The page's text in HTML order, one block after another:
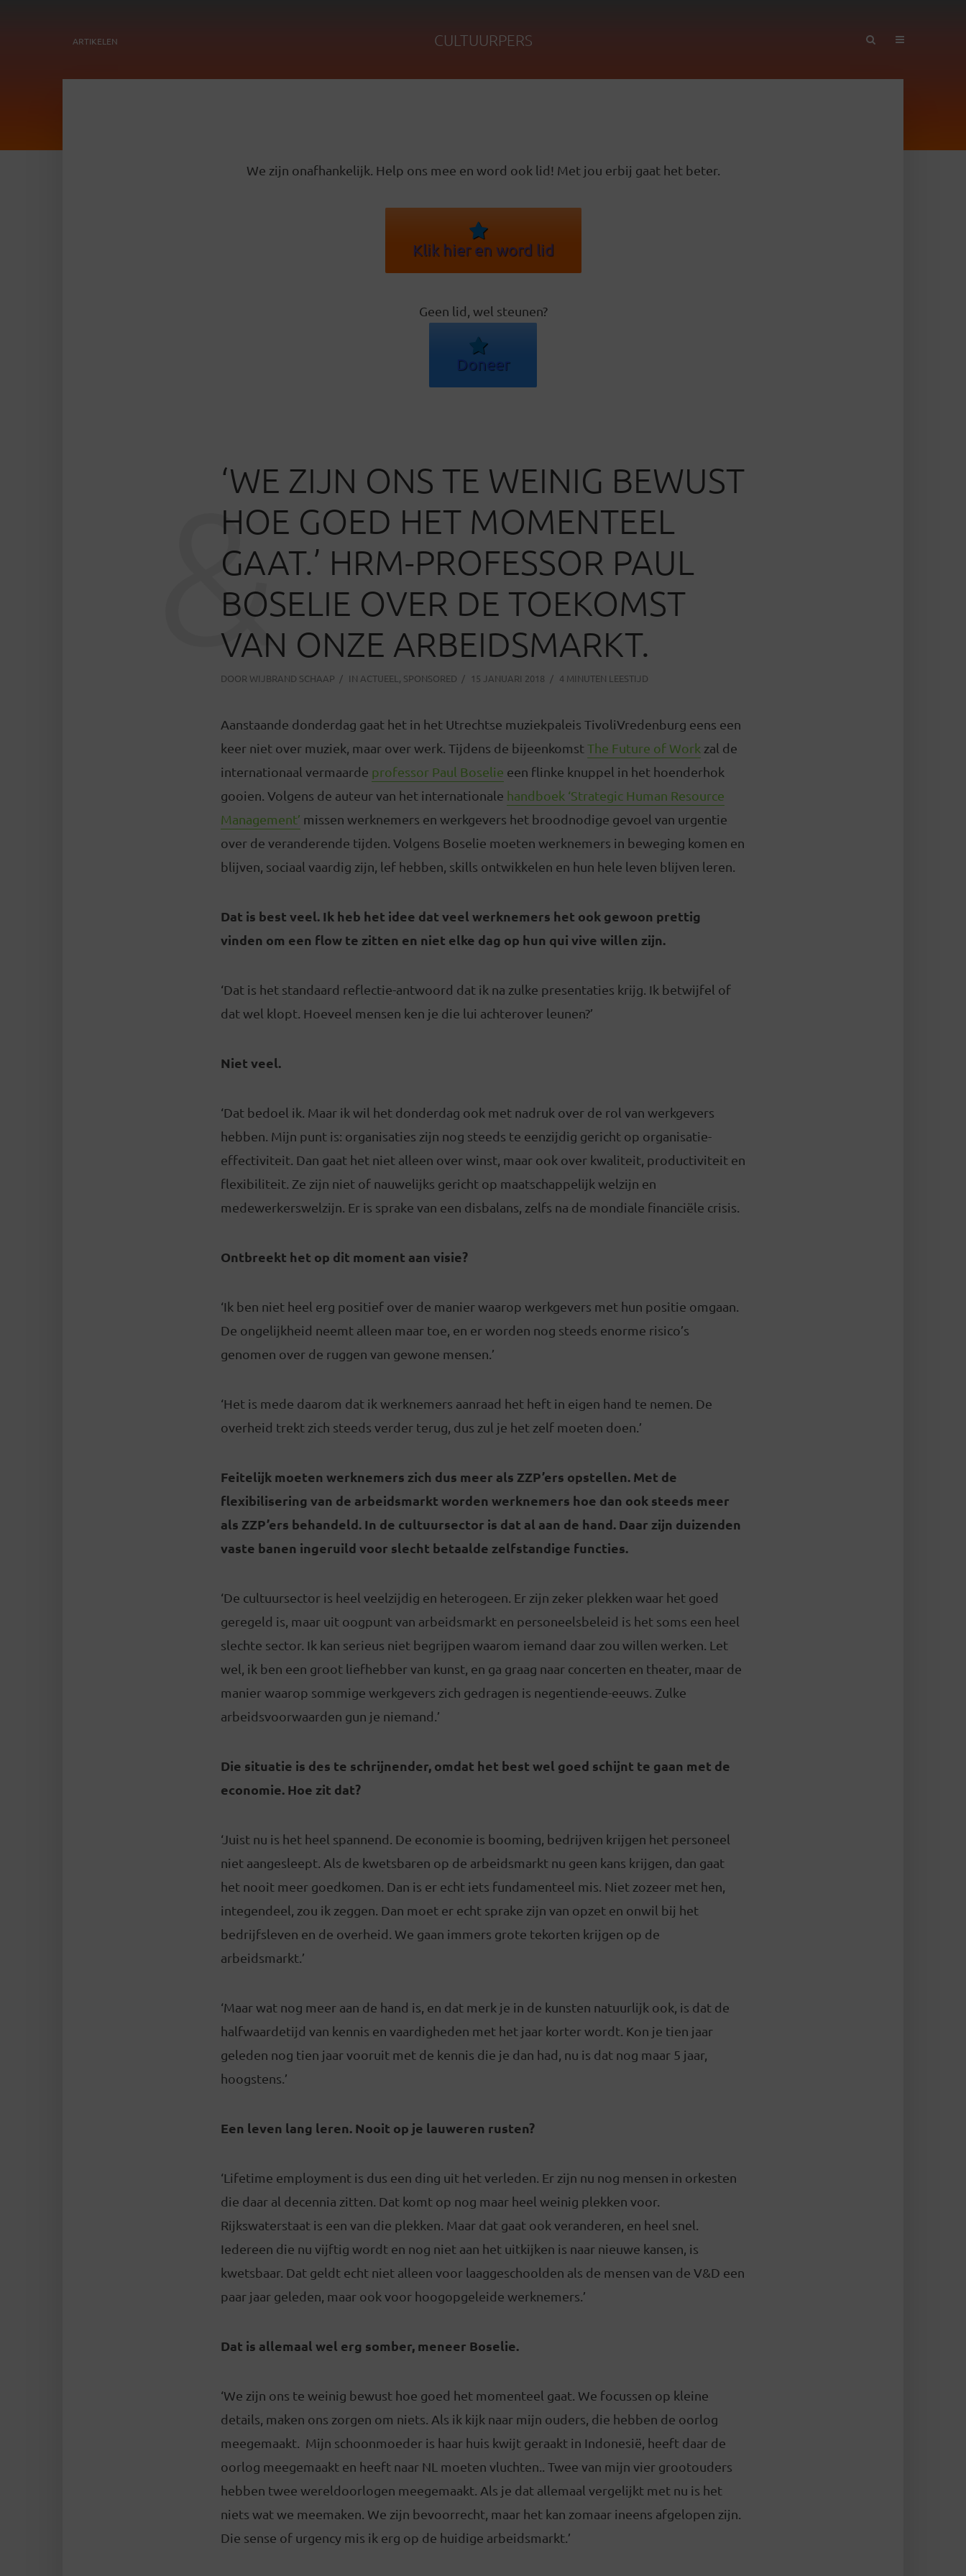
ARTIKELEN CULTUURPERS
We zijn onafhankelijk. Help ons mee en word ook lid! Met jou erbij gaat het beter.
Klik hier en word lid
Geen lid, wel steunen?
Doneer
‘WE ZIJN ONS TE WEINIG BEWUST
HOE GOED HET MOMENTEEL
GAAT.’ HRM-PROFESSOR PAUL
BOSELIE OVER DE TOEKOMST
VAN ONZE ARBEIDSMARKT.
DOOR WIJBRAND SCHAAP IN ACTUEEL , SPONSORED 15 JANUARI 2018 4 MINUTEN LEESTIJD
&
Aanstaande donderdag gaat het in het Utrechtse muziekpaleis TivoliVredenburg eens een
keer niet over muziek, maar over werk. Tijdens de bijeenkomstThe Future of Work zal de
internationaal vermaarde professor Paul Boselie een flinke knuppel in het hoenderhok
gooien. Volgens de auteur van het internationale handboek ‘Strategic Human Resource
Management’ missen werknemers en werkgevers het broodnodige gevoel van urgentie
over de veranderende tijden. Volgens Boselie moeten werknemers in beweging komen en
blijven, sociaal vaardig zijn, lef hebben, skills ontwikkelen en hun hele leven blijven leren.
Dat is best veel. Ik heb het idee dat veel werknemers het ook gewoon prettig
vinden om een flow te zitten en niet elke dag op hun qui vive willen zijn.
‘Dat is het standaard reflectie-antwoord dat ik na zulke presentaties krijg. Ik betwijfel of
dat wel klopt. Hoeveel mensen ken je die lui achterover leunen?’
Niet veel.
‘Dat bedoel ik. Maar ik wil het donderdag ook met nadruk over de rol van werkgevers
hebben. Mijn punt is: organisaties zijn nog steeds te eenzijdig gericht op organisatie-
effectiviteit. Dan gaat het niet alleen over winst, maar ook over kwaliteit, productiviteit en
flexibiliteit. Ze zijn niet of nauwelijks gericht op maatschappelijk welzijn en
medewerkerswelzijn. Er is sprake van een disbalans, zelfs na de mondiale financiële crisis.
Ontbreekt het op dit moment aan visie?
‘Ik ben niet heel erg positief over de manier waarop werkgevers met hun positie omgaan.
De ongelijkheid neemt alleen maar toe, en er worden nog steeds enorme risico’s
genomen over de ruggen van gewone mensen.’
‘Het is mede daarom dat ik werknemers aanraad het heft in eigen hand te nemen. De
overheid trekt zich steeds verder terug, dus zul je het zelf moeten doen.’
Feitelijk moeten werknemers zich dus meer als ZZP’ers opstellen. Met de
flexibilisering van de arbeidsmarkt worden werknemers hoe dan ook steeds meer
als ZZP’ers behandeld. In de cultuursector is dat al aan de hand. Daar zijn duizenden
vaste banen ingeruild voor slecht betaalde zelfstandige functies.
‘De cultuursector is heel veelzijdig en heterogeen. Er zijn zeker plekken waar het goed
geregeld is, maar uit oogpunt van arbeidsmarkt en personeelsbeleid is het soms een heel
slechte sector. Ik kan serieus niet begrijpen waarom iemand daar zou willen werken. Let
wel, ik ben een groot liefhebber van kunst, en ga graag naar concerten en theater, maar de
manier waarop sommige werkgevers zich gedragen is negentiende-eeuws. Zulke
arbeidsvoorwaarden gun je niemand.’
Die situatie is des te schrijnender, omdat het best wel goed schijnt te gaan met de
economie. Hoe zit dat?
‘Juist nu is het heel spannend. De economie is booming, bedrijven krijgen het personeel
niet aangesleept. Als de kwetsbaren op de arbeidsmarkt nu geen kans krijgen, dan gaat
het nooit meer goedkomen. Dan is er echt iets fundamenteel mis. Niet zozeer met hen,
integendeel, zou ik zeggen. Dan moet er echt sprake zijn van opzet en onwil bij het
bedrijfsleven en de overheid. We gaan immers grote tekorten krijgen op de
arbeidsmarkt.’
‘Maar wat nog meer aan de hand is, en dat merk je in de kunsten natuurlijk ook, is dat de
halfwaardetijd van kennis en vaardigheden met het jaar korter wordt. Kon je tien jaar
geleden nog tien jaar vooruit met de kennis die je dan had, nu is dat nog maar 5 jaar,
hoogstens.’
Een leven lang leren. Nooit op je lauweren rusten?
‘Lifetime employment is dus een ding uit het verleden. Er zijn nu nog mensen in orkesten
die daar al decennia zitten. Dat komt op nog maar heel weinig plekken voor.
Rijkswaterstaat is een van die plekken. Maar dat gaat ook veranderen, en heel snel.
Iedereen die nu vijftig wordt en nog niet aan het uitkijken is naar nieuwe kansen, is
kwetsbaar. Dat geldt echt niet alleen voor laaggeschoolden als de mensen van de V&D een
paar jaar geleden, maar ook voor hoogopgeleide werknemers.’
Dat is allemaal wel erg somber, meneer Boselie.
‘We zijn ons te weinig bewust hoe goed het momenteel gaat. We focussen op kleine
details, maken ons zorgen om niets. Als ik kijk naar mijn ouders, die hebben de oorlog
meegemaakt. Mijn schoonmoeder is haar huis kwijt geraakt in Indonesië, heeft daar de
oorlog meegemaakt en heeft naar NL moeten vluchten.. Twee van mijn vier grootouders
hebben twee wereldoorlogen meegemaakt. Als je dat allemaal vergelijkt met nu is het
niets wat we meemaken. We zijn bevoorrecht, maar het kan zomaar ineens afgelopen zijn.
Die sense of urgency mis ik erg op de huidige arbeidsmarkt.’